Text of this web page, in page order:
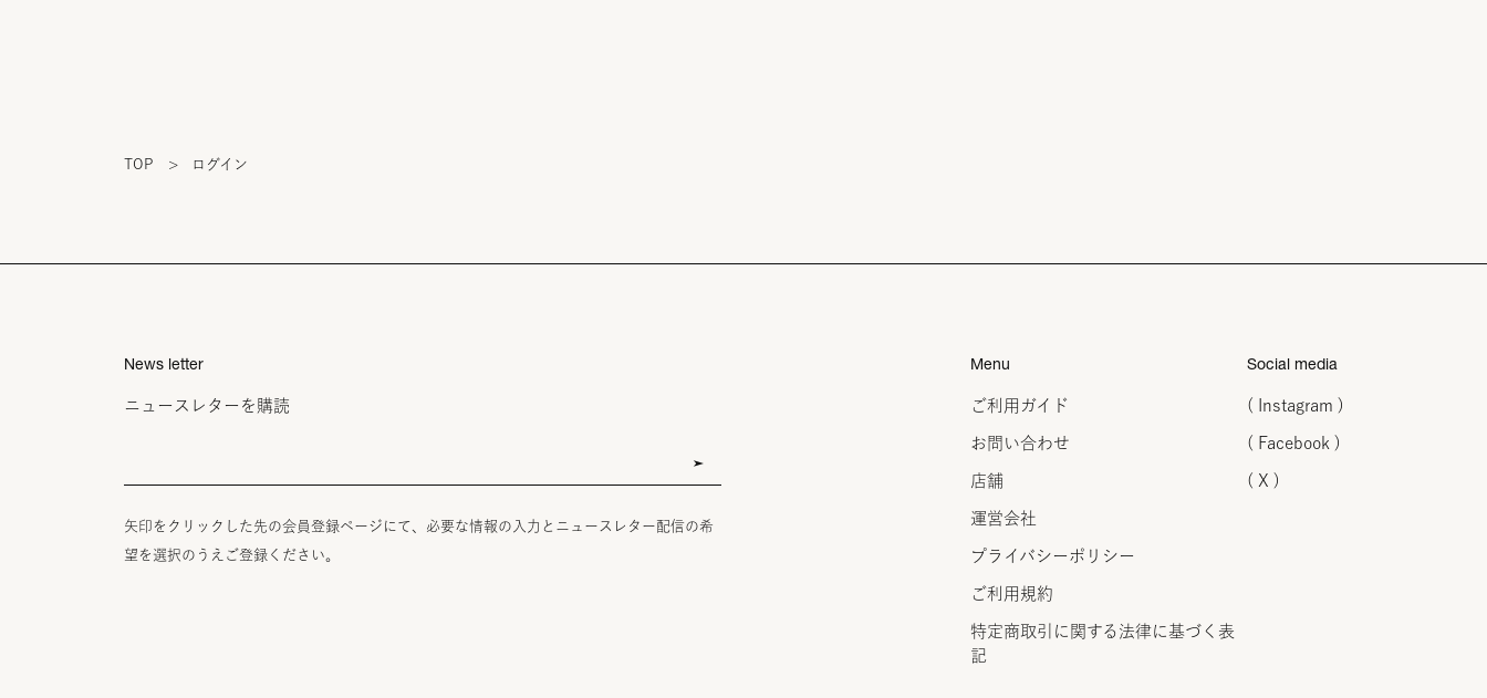
TOP > ログイン
News letter
ニュースレターを購読
矢印をクリックした先の会員登録ページにて、必要な情報の入力とニュースレター配信の希
望を選択のうえご登録ください。
Menu
ご利用ガイド
お問い合わせ
店舗
運営会社
プライバシーポリシー
ご利用規約
特定商取引に関する法律に基づく表
記
Social media
( Instagram )
( Facebook )
( X )